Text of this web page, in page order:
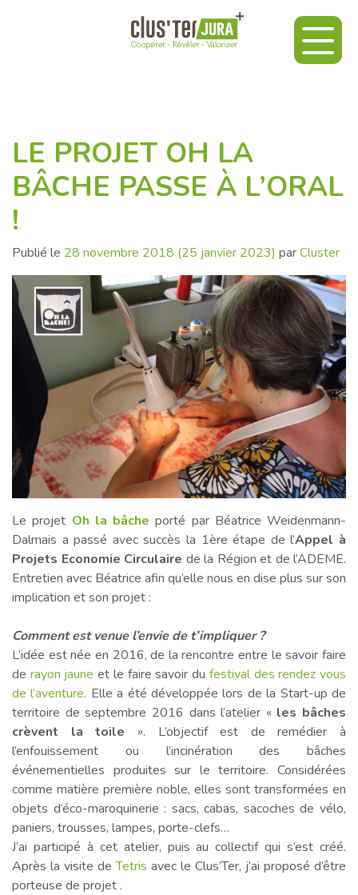
LE PROJET OH LA
BÂCHE PASSE À L’ORAL
!
Publié le 28 novembre 2018 (25 janvier 2023) parCluster
Le projet Oh la bâche porté par Béatrice Weidenmann-
Dalmais a passé avec succès la 1ère étape de l’Appel à
Projets Economie Circulaire de la Région et de l’ADEME.
Entretien avec Béatrice afin qu’elle nous en dise plus sur son
implication et son projet :
Comment est venue l’envie de t’impliquer ?
L’idée est née en 2016, de la rencontre entre le savoir faire
de rayon jaune et le faire savoir du festival des rendez vous
de l’aventure. Elle a été développée lors de la Start-up de
territoire de septembre 2016 dans l’atelier « les bâches
crèvent la toile ». L’objectif est de remédier à
l’enfouissement ou l’incinération des bâches
événementielles produites sur le territoire. Considérées
comme matière première noble, elles sont transformées en
objets d’éco-maroquinerie : sacs, cabas, sacoches de vélo,
paniers, trousses, lampes, porte-clefs…
J’ai participé à cet atelier, puis au collectif qui s’est créé.
Après la visite deTetris avec le Clus’Ter, j’ai proposé d’être
porteuse de projet .